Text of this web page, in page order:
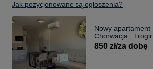
Jak pozycjonowane są ogłoszenia?
Nowy apartament
Chorwacja ,
do morza
850 zł/za dobę